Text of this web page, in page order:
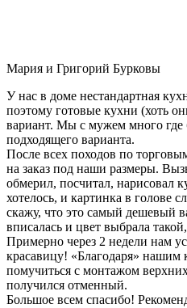
Мария и Григорий Бурковы
У нас в доме нестандартная
поэтому готовые кухни (хоть
вариант. Мы с мужем много
подходящего варианта.
После всех походов по
на заказ под наши размеры.
обмерил, посчитал, нарисовал
хотелось, и картинка в голове
скажу, что это самый дешевый
вписалась и цвет выбрала
Примерно через 2 недели нам
красавицу! «Благодаря»
помучиться с монтажом
получился отменный.
Большое всем спасибо!